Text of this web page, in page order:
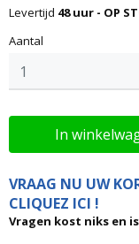
Levertijd 48 uur - OP
Aantal
In
VRAAG NU UW
CLIQUEZ ICI !
Vragen kost niks en